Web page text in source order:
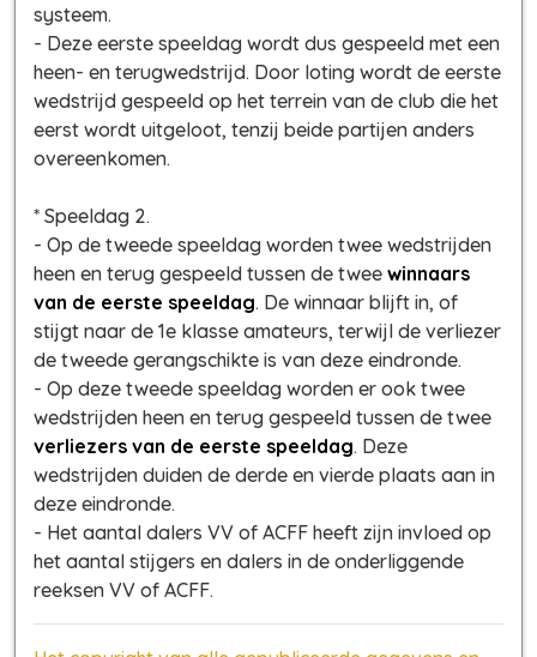
systeem.
- Deze eerste speeldag wordt dus gespeeld met een
heen- en terugwedstrijd. Door loting wordt de eerste
wedstrijd gespeeld op het terrein van de club die het
eerst wordt uitgeloot, tenzij beide partijen anders
overeenkomen.
* Speeldag 2.
- Op de tweede speeldag worden twee wedstrijden
heen en terug gespeeld tussen de twee winnaars
van de eerste speeldag. De winnaar blijft in, of
stijgt naar de 1e klasse amateurs, terwijl de verliezer
de tweede gerangschikte is van deze eindronde.
- Op deze tweede speeldag worden er ook twee
wedstrijden heen en terug gespeeld tussen de twee
verliezers van de eerste speeldag. Deze
wedstrijden duiden de derde en vierde plaats aan in
deze eindronde.
- Het aantal dalers VV of ACFF heeft zijn invloed op
het aantal stijgers en dalers in de onderliggende
reeksen VV of ACFF.